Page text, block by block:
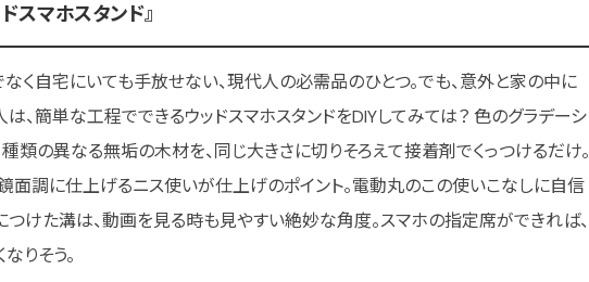
スマホスタンド』
く自宅にいても手放せない、現代人の必需品のひとつ。でも、意外と家の中に
、簡単な工程でできるウッドスマホスタンドをDIYしてみては？ 色のグラデーシ
類の異なる無垢の木材を、同じ大きさに切りそろえて接着剤でくっつけるだけ。
面調に仕上げるニス使いが仕上げのポイント。電動丸のこの使いこなしに自信
つけた溝は、動画を見る時も見やすい絶妙な角度。スマホの指定席ができれば、
りそう。